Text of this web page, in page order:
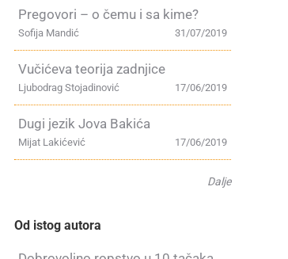
Pregovori – o čemu i sa kime?
31/07/2019
Sofija Mandić
Vučićeva teorija zadnjice
17/06/2019
Ljubodrag Stojadinović
Dugi jezik Jova Bakića
17/06/2019
Mijat Lakićević
Dalje
Od istog autora